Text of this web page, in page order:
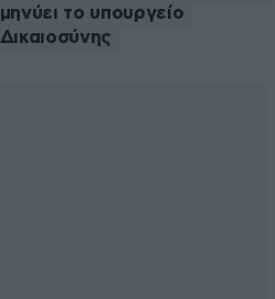
μηνύει το υπουργείο
Δικαιοσύνης